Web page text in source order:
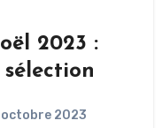
2023 :
octobre 2023